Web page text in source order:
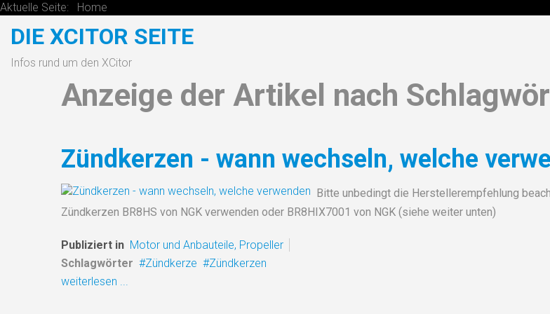
DIE XCITOR SEITE
Infos rund um den XCitor
Aktuelle Seite: Home
Anzeige der Artikel nach
Zündkerzen - wann wechseln, welche
Bitte unbedingt die Herstellerempfehlung
Zündkerzen BR8HS von NGK verwenden oder BR8HIX7001 von NGK (siehe weiter unten)
Publiziert in Motor und Anbauteile, Propeller
Schlagwörter
Zündkerze
Zündkerzen
weiterlesen ...